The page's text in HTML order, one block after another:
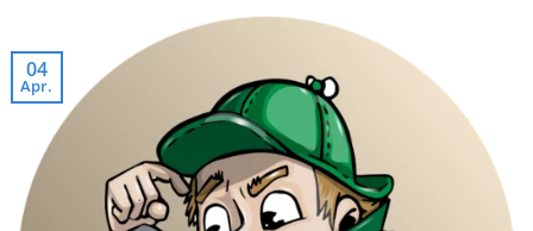
04
Apr.